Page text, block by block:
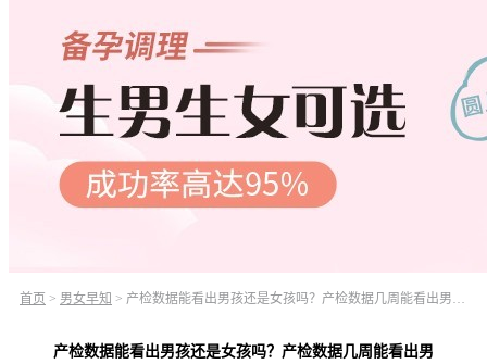
首页 > 男女早知 > 产检数据能看出男孩还是女孩吗？产检数据几周能看出男女？
产检数据能看出男孩还是女孩吗？产检数据几周能看出男